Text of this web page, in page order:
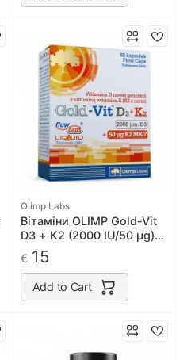
Olimp Labs
Вітаміни OLIMP Gold-Vit
D3 + K2 (2000 IU/50 µg)
60 caps
€ 15
Add to Cart